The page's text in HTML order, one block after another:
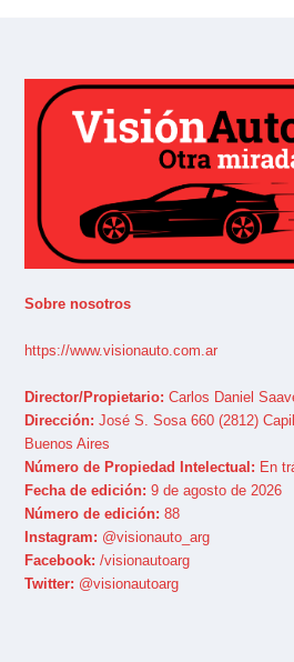
Sobre nosotros
https://www.visionauto.com.ar
Director/Propietario: Carlos Daniel
Dirección: José S. Sosa 660 (2812)
Buenos Aires
Número de Propiedad Intelectual: En
Fecha de edición: 9 de agosto de 2026
Número de edición: 88
Instagram: @visionauto_arg
Facebook: /visionautoarg
Twitter: @visionautoarg